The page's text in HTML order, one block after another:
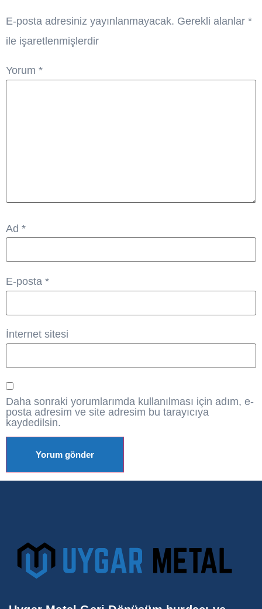
E-posta adresiniz yayınlanmayacak. Gerekli alanlar *
ile işaretlenmişlerdir
Yorum *
Ad *
E-posta *
İnternet sitesi
Daha sonraki yorumlarımda kullanılması için adım, e-
posta adresim ve site adresim bu tarayıcıya
kaydedilsin.